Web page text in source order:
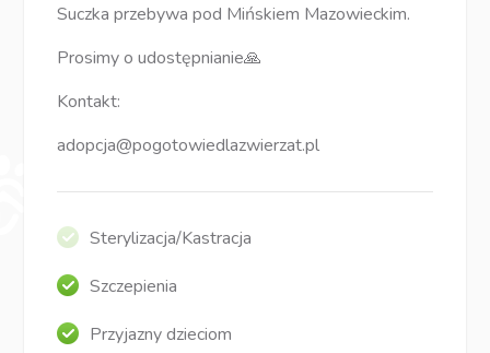
Suczka przebywa pod Mińskiem Mazowieckim.
Prosimy o udostępnianie🙏
Kontakt:
adopcja@pogotowiedlazwierzat.pl
Sterylizacja/Kastracja
Szczepienia
Przyjazny dzieciom